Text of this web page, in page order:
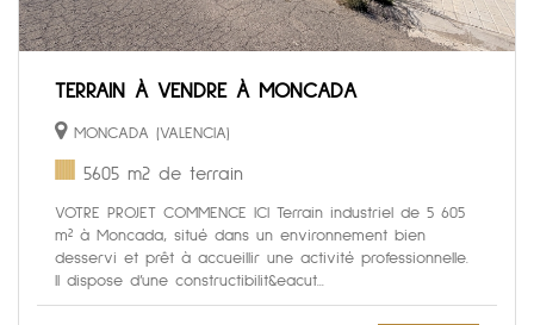
TERRAIN À VENDRE À MONCADA
MONCADA (VALENCIA)
5605 m2 de terrain
VOTRE PROJET COMMENCE ICI Terrain industriel de 5 605
m² à Moncada, situé dans un environnement bien
desservi et prêt à accueillir une activité professionnelle.
Il dispose d’une constructibilit&eacut...